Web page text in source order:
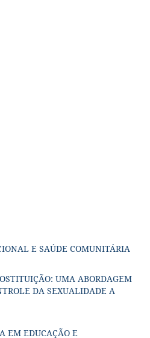
E SAÚDE COMUNITÁRIA
UMA ABORDAGEM
DA SEXUALIDADE A
EM EDUCAÇÃO E